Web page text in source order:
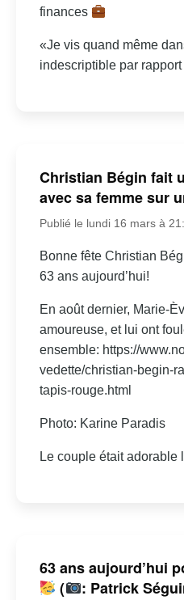
finances
«Je vis quand même
indescriptible par
Christian Bégin fait
avec sa femme sur
Publié le lundi 16 mars à
Bonne fête Christian
63 ans aujourd’hui!
En août dernier, Marie-
amoureuse, et lui ont
ensemble: https://
vedette/christian-begin-
tapis-rouge.html
Photo: Karine Paradis
Le couple était adorable
63 ans aujourd’hui
(
: Patrick